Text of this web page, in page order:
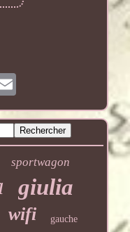
sportwagon
giulia
wifi gauche